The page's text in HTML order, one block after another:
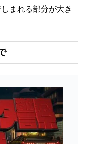
まれる部分が大き